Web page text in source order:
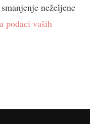
neželjene
podaci vaših